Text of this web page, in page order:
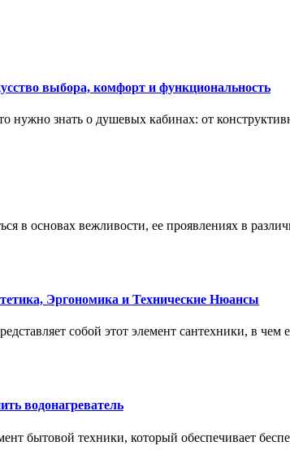
выбора, комфорт и функциональность
нужно знать о душевых кабинах: от
в основах вежливости, ее проявлениях в
Эргономика и Технические Нюансы
собой этот элемент сантехники, в
водонагреватель
бытовой техники, который обеспечивает